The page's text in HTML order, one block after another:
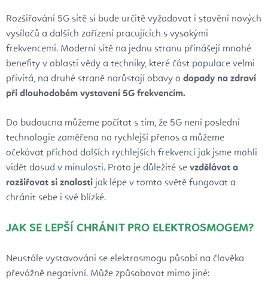
Rozšiřování 5G sítě si bude určitě vyžadovat i stavění nových
vysílačů a dalších zařízení pracujících s vysokými
frekvencemi. Moderní sítě na jednu stranu přinášejí mnohé
benefity v oblasti vědy a techniky, které část populace velmi
přivítá, na druhé straně narůstají obavy o dopady na zdraví
při dlouhodobém vystavení 5G frekvencím.
Do budoucna můžeme počítat s tím, že 5G není poslední
technologie zaměřena na rychlejší přenos a můžeme
očekávat příchod dalších rychlejších frekvencí jak jsme mohli
vidět dosud v minulosti. Proto je důležité se vzdělávat a
rozšiřovat si znalosti jak lépe v tomto světě fungovat a
chránit sebe i své blízké.
JAK SE LEPŠÍ CHRÁNIT PRO ELEKTROSMOGEM?
Neustále vystavování se elektrosmogu působí na člověka
převážně negativní. Může způsobovat mimo jiné: